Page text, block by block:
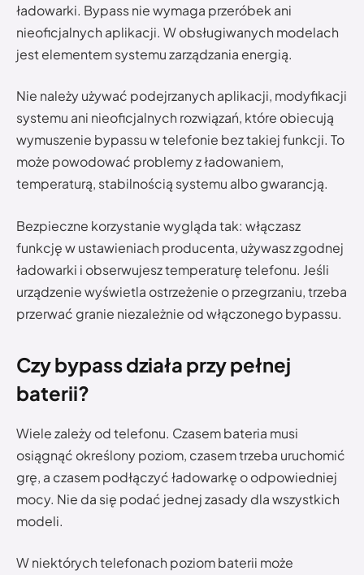
ładowarki. Bypass nie wymaga przeróbek ani
nieoficjalnych aplikacji. W obsługiwanych modelach
jest elementem systemu zarządzania energią.
Nie należy używać podejrzanych aplikacji, modyfikacji
systemu ani nieoficjalnych rozwiązań, które obiecują
wymuszenie bypassu w telefonie bez takiej funkcji. To
może powodować problemy z ładowaniem,
temperaturą, stabilnością systemu albo gwarancją.
Bezpieczne korzystanie wygląda tak: włączasz
funkcję w ustawieniach producenta, używasz zgodnej
ładowarki i obserwujesz temperaturę telefonu. Jeśli
urządzenie wyświetla ostrzeżenie o przegrzaniu, trzeba
przerwać granie niezależnie od włączonego bypassu.
Czy bypass działa przy pełnej
baterii?
Wiele zależy od telefonu. Czasem bateria musi
osiągnąć określony poziom, czasem trzeba uruchomić
grę, a czasem podłączyć ładowarkę o odpowiedniej
mocy. Nie da się podać jednej zasady dla wszystkich
modeli.
W niektórych telefonach poziom baterii może